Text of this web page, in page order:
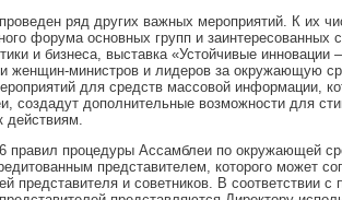
ряд других важных мероприятий. К их
форума основных групп и заинтересованных
и бизнеса, выставка «Устойчивые инновации
женщин-министров и лидеров за окружающую
для средств массовой информации,
создадут дополнительные возможности для
действиям.
правил процедуры Ассамблеи по окружающей
представителем, которого может
представителя и советников. В соответствии с